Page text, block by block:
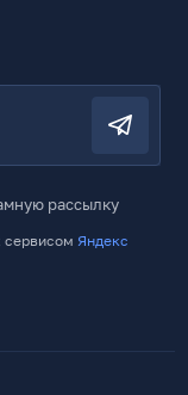
рассылку
сервисом Яндекс